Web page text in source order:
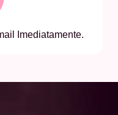
Imediatamente.